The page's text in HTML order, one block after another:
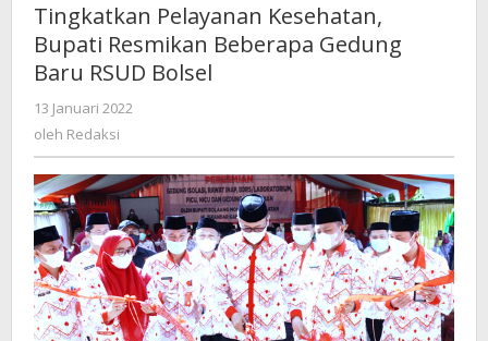
Tingkatkan Pelayanan Kesehatan,
Bupati Resmikan Beberapa Gedung
Baru RSUD Bolsel
13 Januari 2022
oleh Redaksi